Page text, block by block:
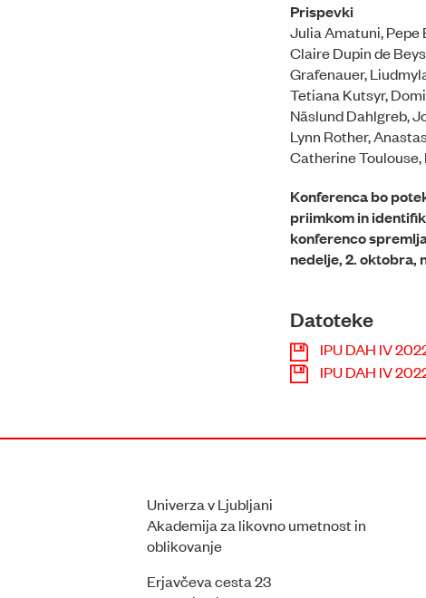
Prispevki
Julia Amatuni, Pepe
Claire Dupin de
Grafenauer,
Tetiana Kutsyr,
Näslund Dahlgreb,
Lynn Rother,
Catherine
Konferenca bo
priimkom in
konferenco
nedelje, 2. oktobra,
Datoteke
IPU DAH IV
IPU DAH IV
Univerza v Ljubljani
Akademija za likovno umetnost in
oblikovanje
Erjavčeva cesta 23